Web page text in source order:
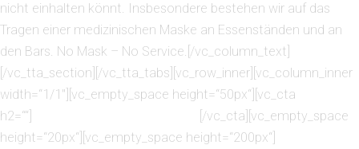
nicht einhalten könnt. Insbesondere bestehen wir auf das
Tragen einer medizinischen Maske an Essenständen und an
den Bars. No Mask – No Service.[/vc_column_text]
[/vc_tta_section][/vc_tta_tabs][vc_row_inner][vc_column_inner
width=“1/1″][vc_empty_space height=“50px“][vc_cta
h2=““]
[/vc_cta][vc_empty_space
height=“20px“][vc_empty_space height=“200px“]